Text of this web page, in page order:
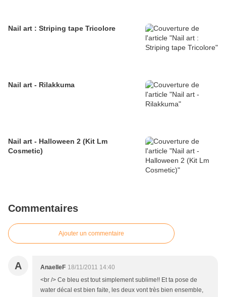
Nail art : Striping tape Tricolore
Nail art - Rilakkuma
Nail art - Halloween 2 (Kit Lm
Cosmetic)
Commentaires
Ajouter un commentaire
A AnaelleF 18/11/2011 14:40
<br /> Ce bleu est tout simplement sublime!! Et ta pose de
water décal est bien faite, les deux vont très bien ensemble,